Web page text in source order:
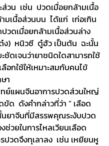
ส่วน เช่น ปวดเมื่อยกล้ามเนื้อ
มเนื้อส่วนบน ได้แก่ เก่อเกิน
วดเมื่อยกล้ามเนื้อส่วนล่าง
ง) หนิวซี ตู๋ฮัว เป็นต้น ฉะนั้น
ดเจนว่ายาชนิดใดสามารถใช้
กใช้ให้เหมาะสมกับคนไข้
า
ย์แผนจีนอาการปวดส่วนใหญ่
ด ดังคำกล่าวที่ว่า “ เลือด
นยาจีนที่มีสรรพคุณระงับปวด
วยในการไหลเวียนเลือด
ปวดจึงทุเลาลง เช่น เหยียนหู